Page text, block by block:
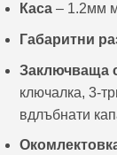
Каса– 1.2мм
Габаритни
Заключваща
ключалка, 3-
вдлъбнати